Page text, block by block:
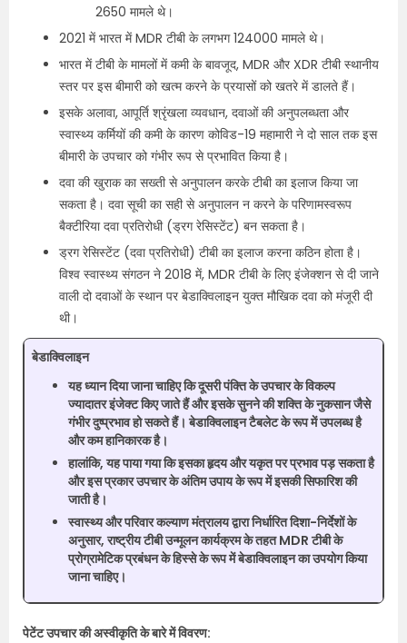
2650 मामले थे।
2021 में भारत में MDR टीबी के लगभग 124000 मामले थे।
भारत में टीबी के मामलों में कमी के बावजूद, MDR और XDR टीबी स्थानीय
स्तर पर इस बीमारी को खत्म करने के प्रयासों को खतरे में डालते हैं।
इसके अलावा, आपूर्ति श्रृंखला व्यवधान, दवाओं की अनुपलब्धता और
स्वास्थ्य कर्मियों की कमी के कारण कोविड-19 महामारी ने दो साल तक इस
बीमारी के उपचार को गंभीर रूप से प्रभावित किया है।
दवा की खुराक का सख्ती से अनुपालन करके टीबी का इलाज किया जा
सकता है। दवा सूची का सही से अनुपालन न करने के परिणामस्वरूप
बैक्टीरिया दवा प्रतिरोधी (ड्रग रेसिस्टेंट) बन सकता है।
ड्रग रेसिस्टेंट (दवा प्रतिरोधी) टीबी का इलाज करना कठिन होता है।
विश्व स्वास्थ्य संगठन ने 2018 में, MDR टीबी के लिए इंजेक्शन से दी जाने
वाली दो दवाओं के स्थान पर बेडाक्विलाइन युक्त मौखिक दवा को मंजूरी दी
थी।
बेडाक्विलाइन
यह ध्यान दिया जाना चाहिए कि दूसरी पंक्ति के उपचार के विकल्प
ज्यादातर इंजेक्ट किए जाते हैं और इसके सुनने की शक्ति के नुकसान जैसे
गंभीर दुष्प्रभाव हो सकते हैं। बेडाक्विलाइन टैबलेट के रूप में उपलब्ध है
और कम हानिकारक है।
हालांकि, यह पाया गया कि इसका हृदय और यकृत पर प्रभाव पड़ सकता है
और इस प्रकार उपचार के अंतिम उपाय के रूप में इसकी सिफारिश की
जाती है।
स्वास्थ्य और परिवार कल्याण मंत्रालय द्वारा निर्धारित दिशा-निर्देशों के
अनुसार, राष्ट्रीय टीबी उन्मूलन कार्यक्रम के तहत MDR टीबी के
प्रोग्रामेटिक प्रबंधन के हिस्से के रूप में बेडाक्विलाइन का उपयोग किया
जाना चाहिए।
पेटेंट उपचार की अस्वीकृति के बारे में विवरण: